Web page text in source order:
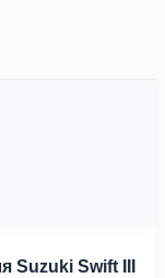
Suzuki Swift III